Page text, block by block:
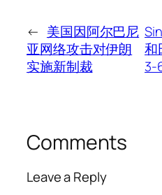
← 美国因阿尔巴尼
亚网络攻击对伊朗
实施新制裁
和
3-
Comments
Leave a Reply